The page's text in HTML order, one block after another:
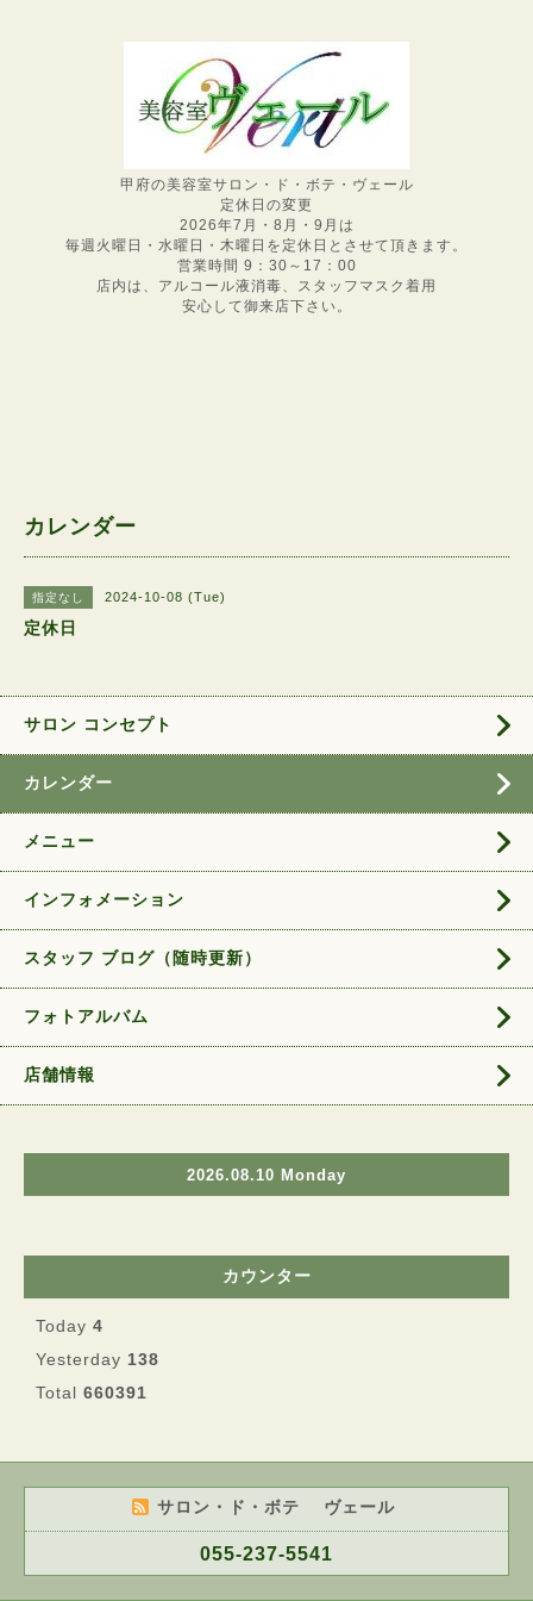
甲府の美容室サロン・ド・ボテ・ヴェール
定休日の変更
2026年7月・8月・9月は
毎週火曜日・水曜日・木曜日を定休日とさせて頂きます。
営業時間 9：30～17：00
店内は、アルコール液消毒、スタッフマスク着用
安心して御来店下さい。
カレンダー
指定なし 2024-10-08 (Tue)
定休日
サロン コンセプト
カレンダー
メニュー
インフォメーション
スタッフ ブログ（随時更新）
フォトアルバム
店舗情報
2026.08.10 Monday
カウンター
Today 4
Yesterday 138
Total 660391
サロン・ド・ボテ ヴェール
055-237-5541